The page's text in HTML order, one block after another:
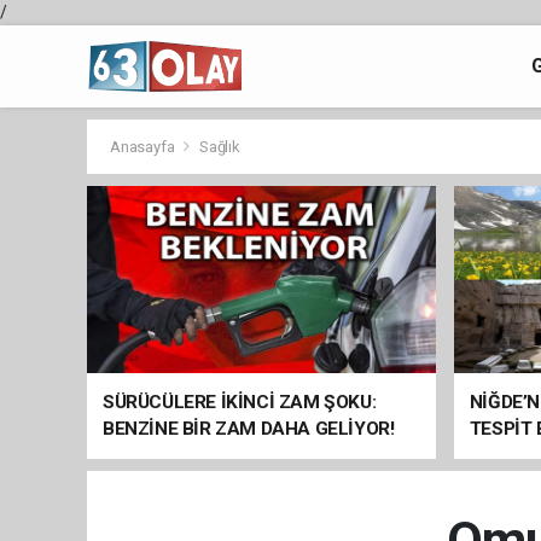
/
Anasayfa Sağlık
SÜRÜCÜLERE İKİNCİ ZAM ŞOKU:
BENZİNE BİR ZAM DAHA GELİYOR!
TESPİT
SOMUT